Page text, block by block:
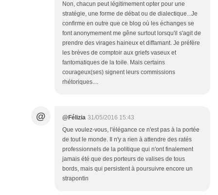
Non, chacun peut légitimement opter pour une
stratégie, une forme de débat ou de dialectique...Je
confirme en outre que ce blog où les échanges se
font anonymement me gêne surtout lorsqu'il s'agit de
prendre des virages haineux et diffamant. Je préfère
les brèves de comptoir aux griefs vaseux et
fantomatiques de la toile. Mais certains
courageux(ses) signent leurs commissions
rhétoriques....
@ @Félizia 31/05/2016 15:43
Que voulez-vous, l'élégance ce n'est pas à la portée
de tout le monde. Il n'y a rien à attendre des ratés
professionnels de la politique qui n'ont finalement
jamais été que des porteurs de valises de tous
bords, mais qui persistent à poursuivre encore un
strapontin